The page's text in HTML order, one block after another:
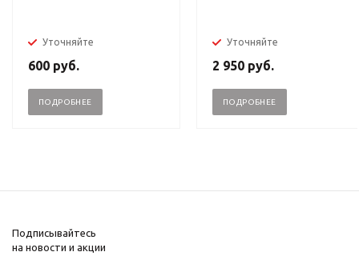
Уточняйте
600 руб.
ПОДРОБНЕЕ
Уточняйте
2 950 руб.
ПОДРОБНЕЕ
Подписывайтесь
на новости и акции